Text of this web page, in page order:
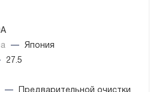
—
Япония
27.5